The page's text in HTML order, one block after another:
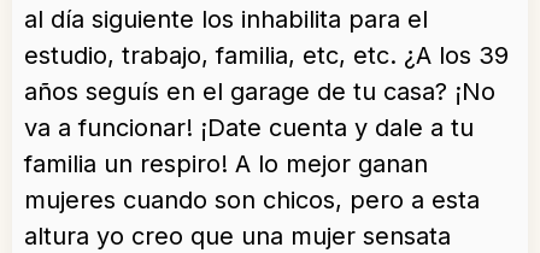
al día siguiente los inhabilita para el
estudio, trabajo, familia, etc, etc. ¿A los 39
años seguís en el garage de tu casa? ¡No
va a funcionar! ¡Date cuenta y dale a tu
familia un respiro! A lo mejor ganan
mujeres cuando son chicos, pero a esta
altura yo creo que una mujer sensata